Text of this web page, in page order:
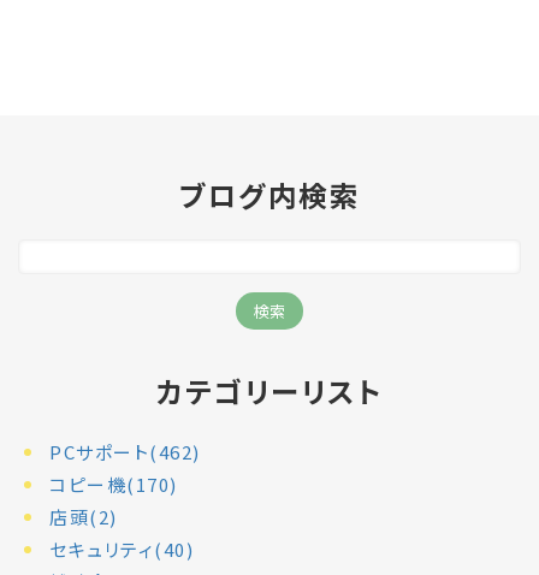
ブログ内検索
カテゴリーリスト
PCサポート(462)
コピー機(170)
店頭(2)
セキュリティ(40)